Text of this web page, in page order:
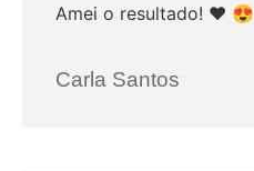
Amei o resultado! ❤️ 😍
Carla Santos